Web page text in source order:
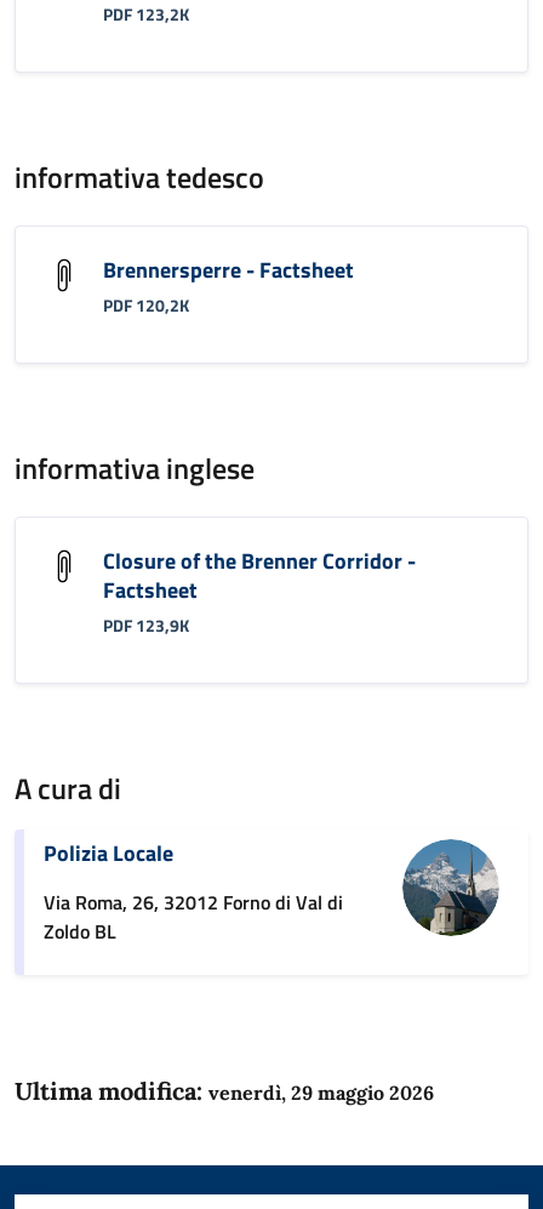
PDF 123,2K
informativa tedesco
Brennersperre - Factsheet
PDF 120,2K
informativa inglese
Closure of the Brenner Corridor -
Factsheet
PDF 123,9K
A cura di
Polizia Locale
Via Roma, 26, 32012 Forno di Val di
Zoldo BL
Ultima modifica: venerdì, 29 maggio 2026